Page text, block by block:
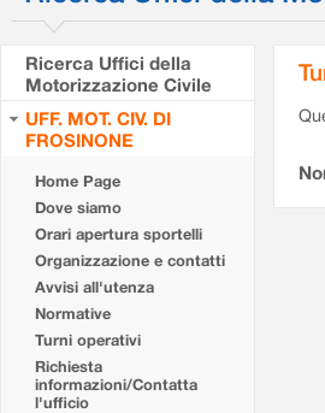
Ricerca Uffici della
Motorizzazione Civile
UFF. MOT. CIV. DI
FROSINONE
Home Page
Dove siamo
Orari apertura sportelli
Organizzazione e contatti
Avvisi all'utenza
Normative
Turni operativi
Richiesta
informazioni/Contatta
l'ufficio